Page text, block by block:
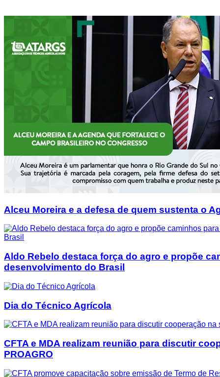
Alceu Moreira e a defesa de quem sustenta o
Aldo Rebelo destaca força do agro e propõe
desenvolvimento do Brasil
Dia do Técnico Agrícola
CFTA e MDA realizam reunião para discutir
PROAGRO